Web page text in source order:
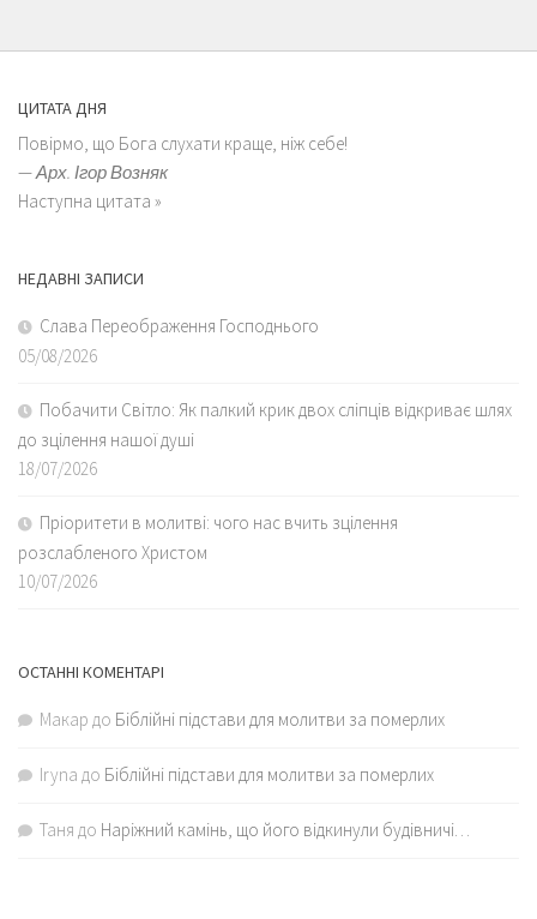
ЦИТАТА ДНЯ
Повірмо, що Бога слухати краще, ніж себе!
—Арх. Ігор Возняк
Наступна цитата »
НЕДАВНІ ЗАПИСИ
Слава Переображення Господнього
05/08/2026
Побачити Світло: Як палкий крик двох сліпців відкриває шлях
до зцілення нашої душі
18/07/2026
Пріоритети в молитві: чого нас вчить зцілення
розслабленого Христом
10/07/2026
ОСТАННІ КОМЕНТАРІ
Макар до Біблійні підстави для молитви за померлих
Iryna до Біблійні підстави для молитви за померлих
Таня до Наріжний камінь, що його відкинули будівничі…